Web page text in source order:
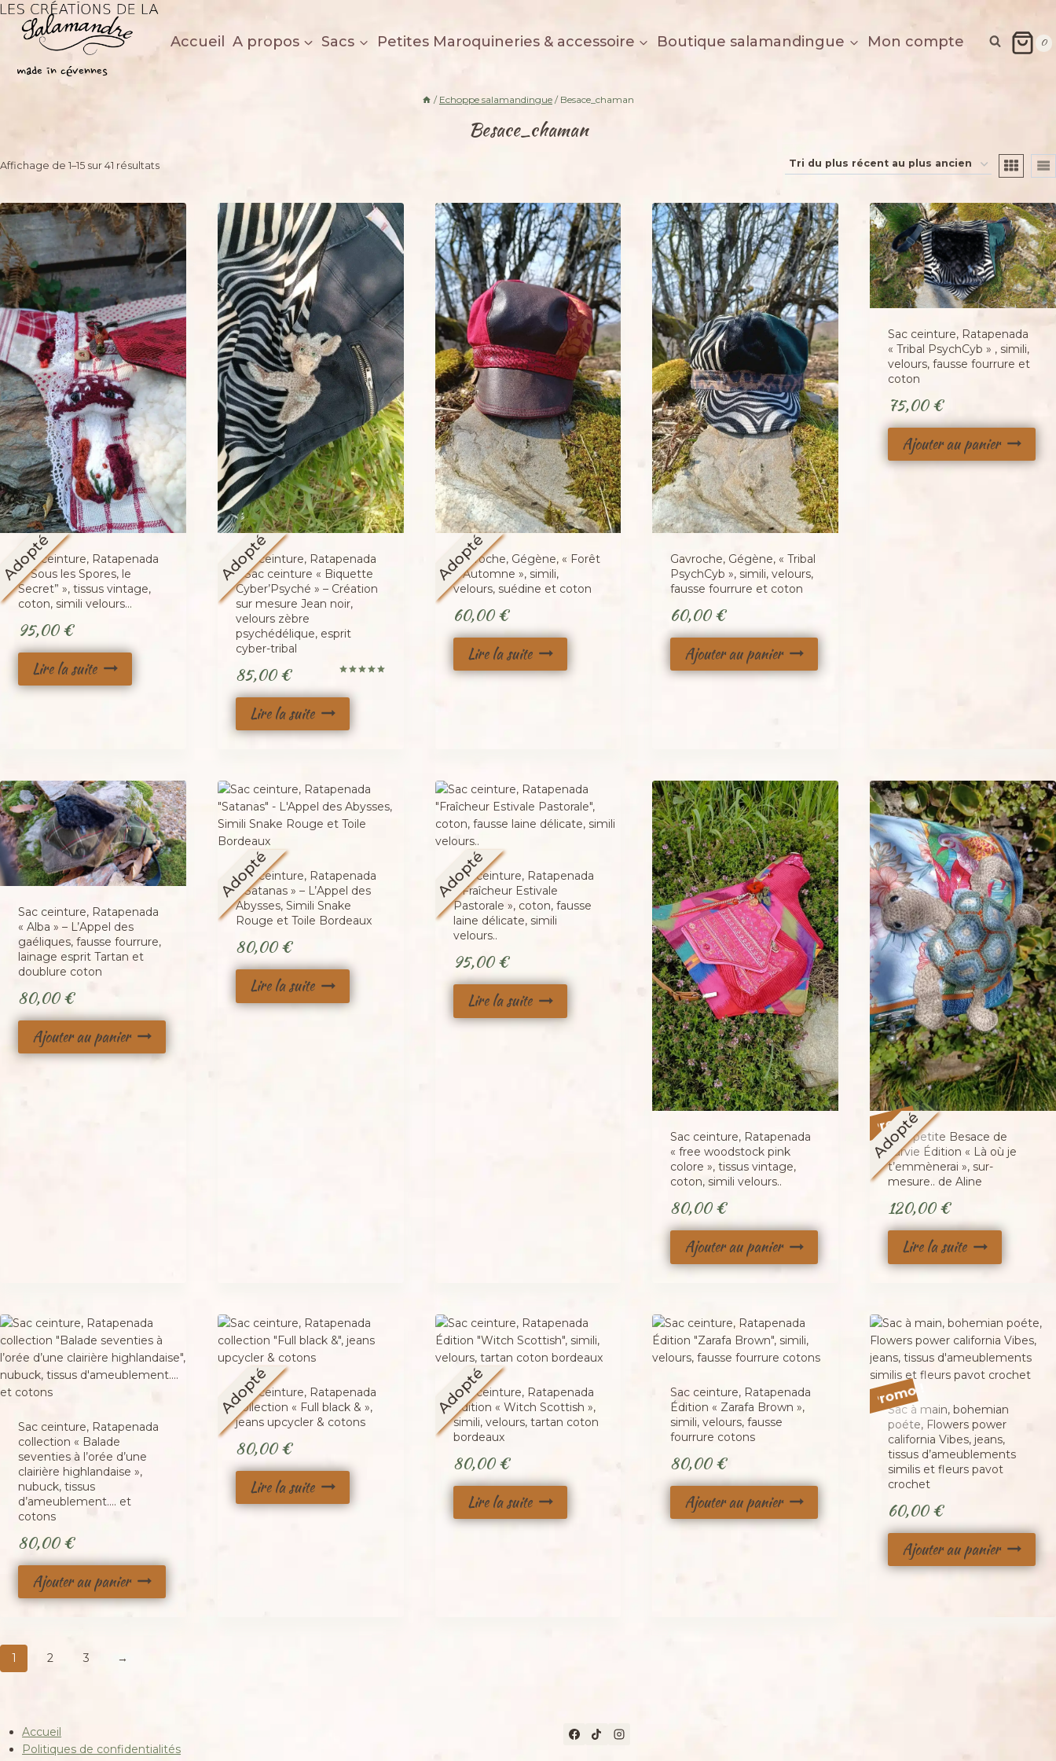
Aller
contenu
Les créations de la salamandre
made in cévennes
Accueil A propos Sacs Petites Maroquineries & accessoire Boutique salamandingue Mon compte 0
/ Echoppe salamandingue / Besace_chaman
Besace_chaman
Affichage de 1–15 sur 41 résultatsTrié
plus
récent
au
plus
ancien
Sac ceinture, Ratapenada
« “Sous les Spores, le
Secret” », tissus vintage,
coton, simili velours…
95,00€
Lire la suite
Adopté
Sac ceinture, Ratapenada
« Sac ceinture « Biquette
Cyber’Psyché » – Création
sur mesure Jean noir,
velours zèbre
psychédélique, esprit
cyber-tribal
5.00
sur 5
85,00€
Lire la suite
Adopté
Gavroche, Gégène, « Forêt
d’Automne », simili,
velours, suédine et coton
60,00€
Lire la suite
Gavroche, Gégène, « Tribal
PsychCyb », simili, velours,
fausse fourrure et coton
60,00€
Ajouter au panier
Sac ceinture, Ratapenada
« Tribal PsychCyb » , simili,
velours, fausse fourrure et
coton
75,00€
Ajouter au panier
Sac ceinture, Ratapenada
« Alba » – L’Appel des
gaéliques, fausse fourrure,
lainage esprit Tartan et
doublure coton
80,00€
Ajouter au panier
Adopté
Sac ceinture, Ratapenada
« Satanas » – L’Appel des
Abysses, Simili Snake
Rouge et Toile Bordeaux
80,00€
Lire la suite
Adopté
Sac ceinture, Ratapenada
« Fraîcheur Estivale
Pastorale », coton, fausse
laine délicate, simili
velours..
95,00€
Lire la suite
Sac ceinture, Ratapenada
« free woodstock pink
colore », tissus vintage,
coton, simili velours..
80,00€
Ajouter au panier
Promo !
Adopté
Sac, petite Besace de
survie Édition « Là où je
t’emmènerai », sur-
mesure.. de Aline
120,00€
Lire la suite
Sac ceinture, Ratapenada
collection « Balade
seventies à l’orée d’une
clairière highlandaise »,
nubuck, tissus
d’ameublement…. et
cotons
80,00€
Ajouter au panier
Adopté
Sac ceinture, Ratapenada
collection « Full black & »,
jeans upcycler & cotons
80,00€
Lire la suite
Adopté
Sac ceinture, Ratapenada
Édition « Witch Scottish »,
simili, velours, tartan coton
bordeaux
80,00€
Lire la suite
Sac ceinture, Ratapenada
Édition « Zarafa Brown »,
simili, velours, fausse
fourrure cotons
80,00€
Ajouter au panier
Promo !
Sac à main, bohemian
poéte, Flowers power
california Vibes, jeans,
tissus d’ameublements
similis et fleurs pavot
crochet
60,00€
Ajouter au panier
1 2 3 →
Accueil
Politiques de confidentialités